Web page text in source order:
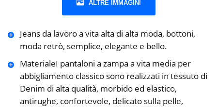
ALTRE IMMAGINI
Jeans da lavoro a vita alta di alta moda, bottoni,
moda retrò, semplice, elegante e bello.
MaterialeI pantaloni a zampa a vita media per
abbigliamento classico sono realizzati in tessuto di
Denim di alta qualità, morbido ed elastico,
antirughe, confortevole, delicato sulla pelle,